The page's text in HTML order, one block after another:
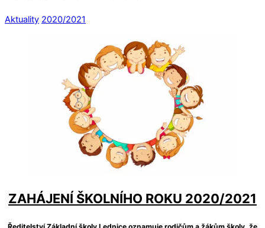
Aktuality 2020/2021
ZAHÁJENÍ ŠKOLNÍHO ROKU 2020/2021